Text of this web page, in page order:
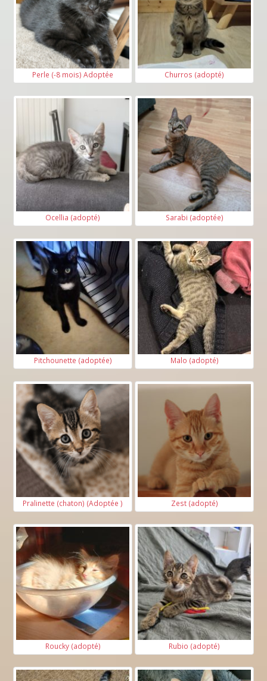
Perle (-8 mois) Adoptée Churros (adopté)
Ocellia (adopté) Sarabi (adoptée)
Pitchounette (adoptée) Malo (adopté)
Pralinette (chaton) (Adoptée ) Zest (adopté)
Roucky (adopté) Rubio (adopté)